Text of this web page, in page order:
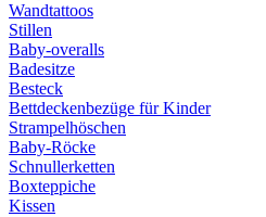
Wandtattoos
Stillen
Baby-overalls
Badesitze
Besteck
Bettdeckenbezüge für Kinder
Strampelhöschen
Baby-Röcke
Schnullerketten
Boxteppiche
Kissen